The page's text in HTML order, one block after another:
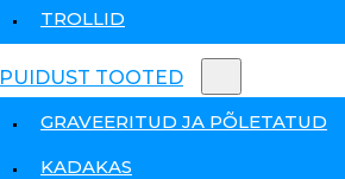
TROLLID
PUIDUST TOOTED
GRAVEERITUD JA PÕLETATUD
KADAKAS